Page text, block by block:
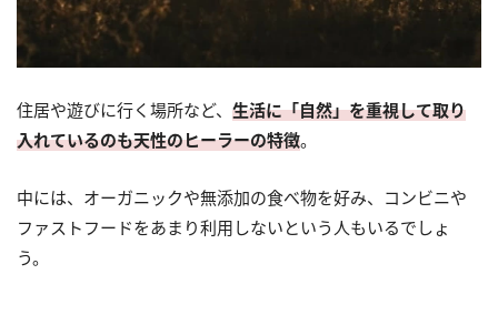
住居や遊びに行く場所など、 生活に「自然」を重視して取り
入れているのも天性のヒーラーの特徴。
中には、オーガニックや無添加の食べ物を好み、コンビニや
ファストフードをあまり利用しないという人もいるでしょ
う。